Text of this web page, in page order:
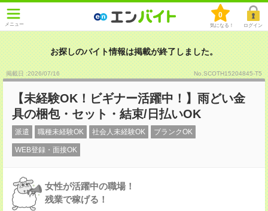
メニュー
0
気になる！ ログイン
お探しのバイト情報は掲載が終了しました。
掲載日 :2026/07/16 No.SCOTH15204845-T5
【未経験OK！ビギナー活躍中！】雨どい金
具の梱包・セット・結束/日払いOK
派遣 職種未経験OK 社会人未経験OK ブランクOK
WEB登録・面接OK
女性が活躍中の職場！
残業で稼げる！